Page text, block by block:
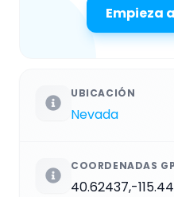
Empieza
UBICACIÓN
Nevada
COORDENADAS
40.62437,-